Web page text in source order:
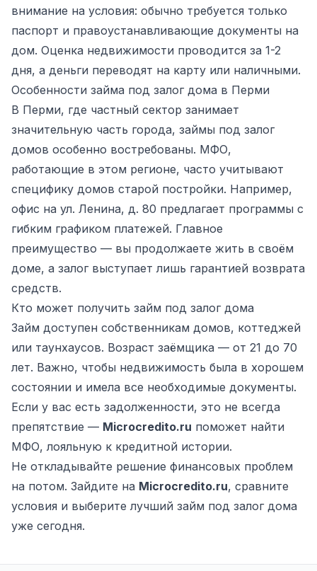
внимание на условия: обычно требуется только
паспорт и правоустанавливающие документы на
дом. Оценка недвижимости проводится за 1-2
дня, а деньги переводят на карту или наличными.
Особенности займа под залог дома в Перми
В Перми, где частный сектор занимает
значительную часть города, займы под залог
домов особенно востребованы. МФО,
работающие в этом регионе, часто учитывают
специфику домов старой постройки. Например,
офис на ул. Ленина, д. 80 предлагает программы с
гибким графиком платежей. Главное
преимущество — вы продолжаете жить в своём
доме, а залог выступает лишь гарантией возврата
средств.
Кто может получить займ под залог дома
Займ доступен собственникам домов, коттеджей
или таунхаусов. Возраст заёмщика — от 21 до 70
лет. Важно, чтобы недвижимость была в хорошем
состоянии и имела все необходимые документы.
Если у вас есть задолженности, это не всегда
препятствие — Microcredito.ru поможет найти
МФО, лояльную к кредитной истории.
Не откладывайте решение финансовых проблем
на потом. Зайдите на Microcredito.ru, сравните
условия и выберите лучший займ под залог дома
уже сегодня.